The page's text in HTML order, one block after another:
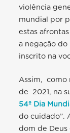
violência
mundial por
estas
a negação do
inscrito na
Assim, como
de 2021, na
54º Dia
do cuidado”.
dom de Deus